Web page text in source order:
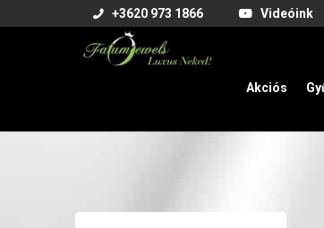
+3620 973 1866 Videóink
Akciós